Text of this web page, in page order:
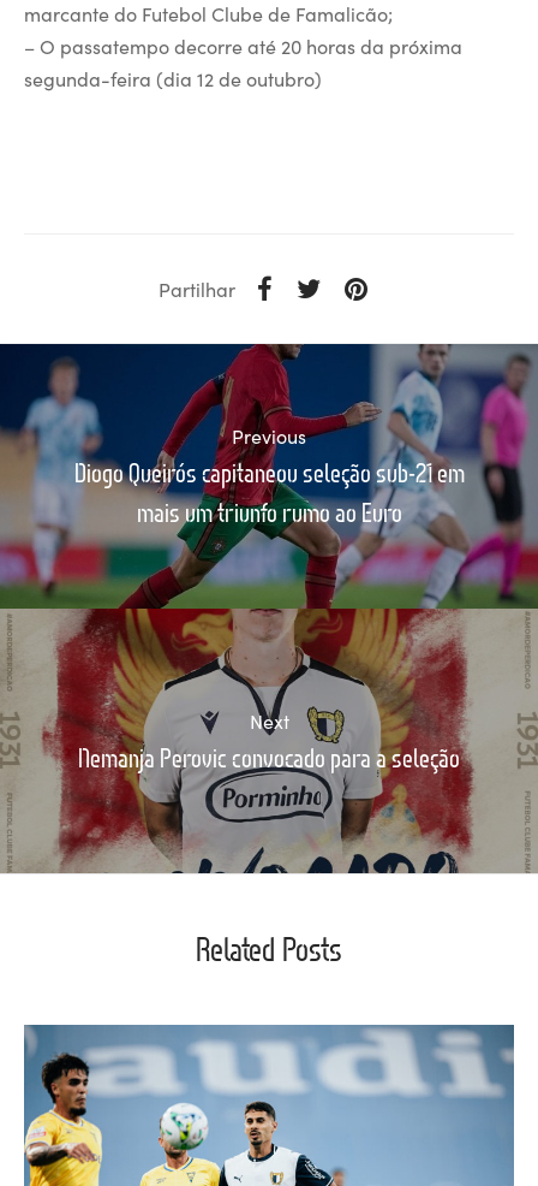
marcante do Futebol Clube de Famalicão;
– O passatempo decorre até 20 horas da próxima
segunda-feira (dia 12 de outubro)
Partilhar
Previous
Diogo Queirós capitaneou seleção sub-21 em
mais um triunfo rumo ao Euro
Next
Nemanja Perovic convocado para a seleção
Related Posts